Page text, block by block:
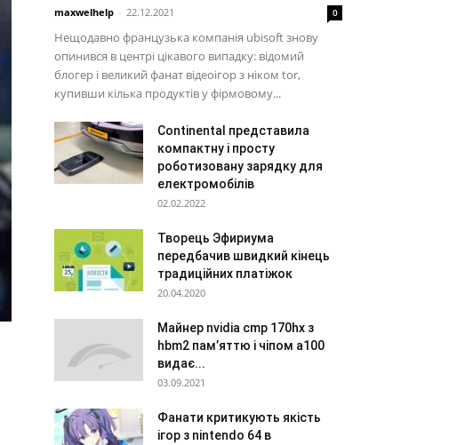
maxwelhelp - 22.12.2021 0
Нещодавно французька компанія ubisoft знову
опинився в центрі цікавого випадку: відомий
блогер і великий фанат відеоігор з ніком tor,
купивши кілька продуктів у фірмовому...
Continental представила
компактну і просту
роботизовану зарядку для
електромобілів
02.02.2022
Творець Эфириума
передбачив швидкий кінець
традиційних платіжок
20.04.2020
Майнер nvidia cmp 170hx з
hbm2 пам’яттю і чіпом a100
видає...
03.09.2021
Фанати критикують якість
ігор з nintendo 64 в